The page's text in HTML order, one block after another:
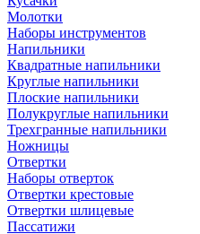
Молотки
Наборы инструментов
Напильники
Квадратные напильники
Круглые напильники
Плоские напильники
Полукруглые напильники
Трехгранные напильники
Ножницы
Отвертки
Наборы отверток
Отвертки крестовые
Отвертки шлицевые
Пассатижи